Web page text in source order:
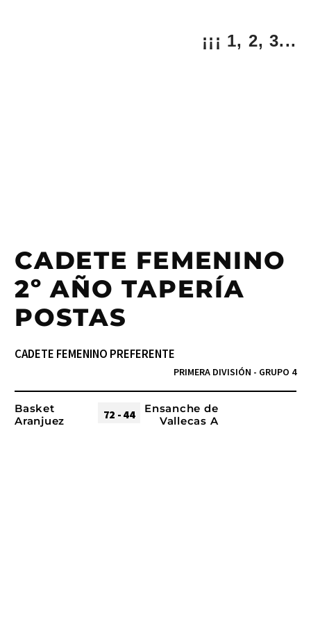
¡¡¡ 1, 2, 3...
CADETE FEMENINO
2º AÑO TAPERÍA
POSTAS
CADETE FEMENINO PREFERENTE
PRIMERA DIVISIÓN - GRUPO 4
Basket
Aranjuez
72 - 44
Ensanche de
Vallecas A